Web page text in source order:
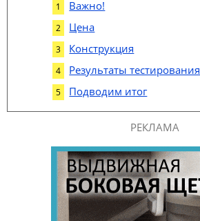
Важно!
Цена
Конструкция
Результаты тестирования
Подводим итог
РЕКЛАМА